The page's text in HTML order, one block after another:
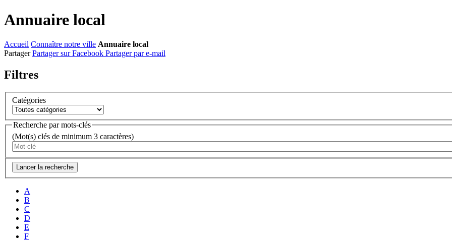
Annuaire local
Accueil Connaître notre ville Annuaire local
Partager Partager sur Facebook Partager par e-mail
Filtres
Catégories
Recherche par mots-clés
(Mot(s) clés de minimum 3 caractères)
Lancer la recherche
A
B
C
D
E
F